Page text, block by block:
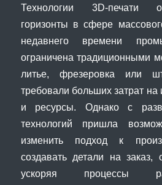
Технологии 3D-печати
горизонты в сфере
недавнего времени
ограничена традиционными
литье, фрезеровка или
требовали больших затрат
и ресурсы. Однако с
технологий пришла
изменить подход к
создавать детали на
ускоряя процессы